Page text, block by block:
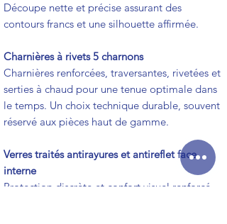
Découpe nette et précise assurant des
contours francs et une silhouette affirmée.
Charnières à rivets 5 charnons
Charnières renforcées, traversantes, rivetées et
serties à chaud pour une tenue optimale dans
le temps. Un choix technique durable, souvent
réservé aux pièces haut de gamme.
Verres traités antirayures et antireflet face
interne
Protection discrète et confort visuel renforcé